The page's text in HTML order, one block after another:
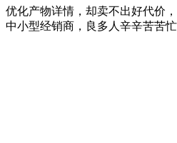
化产物详情，却卖不出好代价，
小型经销商，良多人辛辛苦苦忙